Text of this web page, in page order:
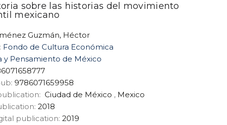
sobre las historias del movimiento
mexicano
Guzmán, Héctor
Fondo de Cultura Económica
y Pensamiento de México
9786071659958
Ciudad de México , Mexico
2018
publication: 2019